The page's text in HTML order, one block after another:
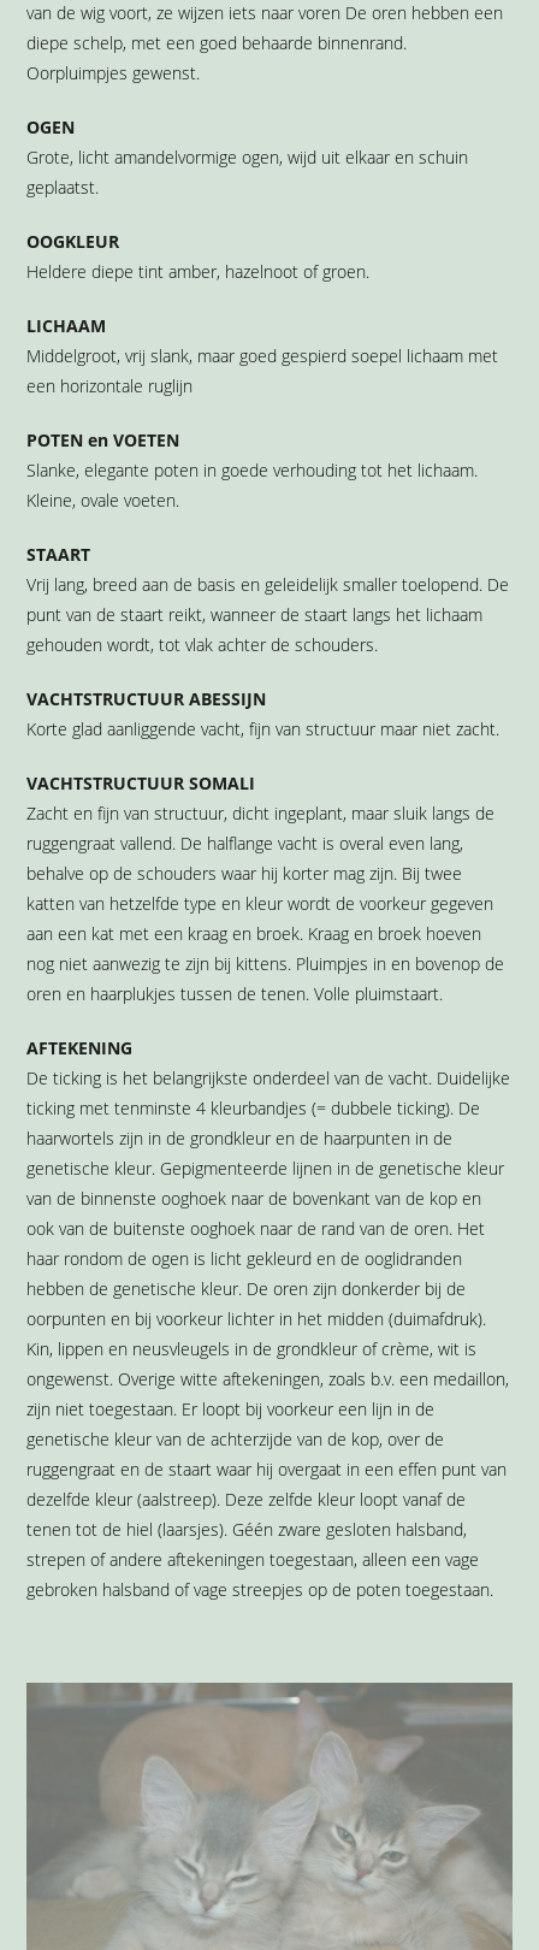
van de wig voort, ze wijzen iets naar voren De oren hebben een
diepe schelp, met een goed behaarde binnenrand.
Oorpluimpjes gewenst.
OGEN
Grote, licht amandelvormige ogen, wijd uit elkaar en schuin
geplaatst.
OOGKLEUR
Heldere diepe tint amber, hazelnoot of groen.
LICHAAM
Middelgroot, vrij slank, maar goed gespierd soepel lichaam met
een horizontale ruglijn
POTEN en VOETEN
Slanke, elegante poten in goede verhouding tot het lichaam.
Kleine, ovale voeten.
STAART
Vrij lang, breed aan de basis en geleidelijk smaller toelopend. De
punt van de staart reikt, wanneer de staart langs het lichaam
gehouden wordt, tot vlak achter de schouders.
VACHTSTRUCTUUR ABESSIJN
Korte glad aanliggende vacht, fijn van structuur maar niet zacht.
VACHTSTRUCTUUR SOMALI
Zacht en fijn van structuur, dicht ingeplant, maar sluik langs de
ruggengraat vallend. De halflange vacht is overal even lang,
behalve op de schouders waar hij korter mag zijn. Bij twee
katten van hetzelfde type en kleur wordt de voorkeur gegeven
aan een kat met een kraag en broek. Kraag en broek hoeven
nog niet aanwezig te zijn bij kittens. Pluimpjes in en bovenop de
oren en haarplukjes tussen de tenen. Volle pluimstaart.
AFTEKENING
De ticking is het belangrijkste onderdeel van de vacht. Duidelijke
ticking met tenminste 4 kleurbandjes (= dubbele ticking). De
haarwortels zijn in de grondkleur en de haarpunten in de
genetische kleur. Gepigmenteerde lijnen in de genetische kleur
van de binnenste ooghoek naar de bovenkant van de kop en
ook van de buitenste ooghoek naar de rand van de oren. Het
haar rondom de ogen is licht gekleurd en de ooglidranden
hebben de genetische kleur. De oren zijn donkerder bij de
oorpunten en bij voorkeur lichter in het midden (duimafdruk).
Kin, lippen en neusvleugels in de grondkleur of crème, wit is
ongewenst. Overige witte aftekeningen, zoals b.v. een medaillon,
zijn niet toegestaan. Er loopt bij voorkeur een lijn in de
genetische kleur van de achterzijde van de kop, over de
ruggengraat en de staart waar hij overgaat in een effen punt van
dezelfde kleur (aalstreep). Deze zelfde kleur loopt vanaf de
tenen tot de hiel (laarsjes). Géén zware gesloten halsband,
strepen of andere aftekeningen toegestaan, alleen een vage
gebroken halsband of vage streepjes op de poten toegestaan.